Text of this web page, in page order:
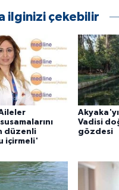
ilginizi çekebilir
düzenli
içirmeli'
Vadisi
gözdesi